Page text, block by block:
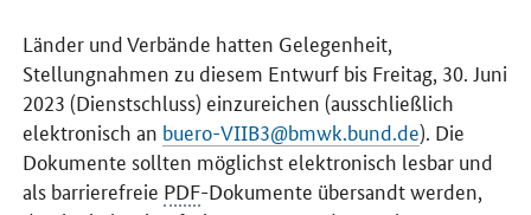
Länder und Verbände hatten Gelegenheit,
Stellungnahmen zu diesem Entwurf bis Freitag, 30. Juni
2023 (Dienstschluss) einzureichen (ausschließlich
elektronisch an buero-VIIB3@bmwk.bund.de). Die
Dokumente sollten möglichst elektronisch lesbar und
als barrierefreie PDF-Dokumente übersandt werden,